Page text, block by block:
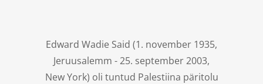
Edward Wadie Said (1. november 1935,
Jeruusalemm - 25. september 2003,
New York) oli tuntud Palestiina päritolu